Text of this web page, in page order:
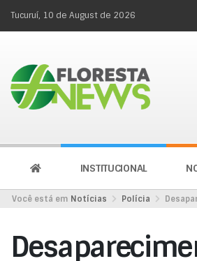
Tucuruí, 10 de August de 2026
INSTITUCIONAL
Você está em Notícias Polícia